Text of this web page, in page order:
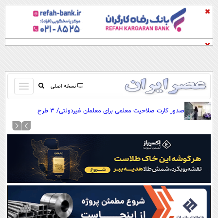
نسخه اصلی
باز
و
کردن
منو
صفحه اول
آرشیو
نظرسنجی
آب و هوا
اوقات شرعی
سواد زندگی
صدور کارت صلاحیت معلمی برای معلمان غیردولتی/ ۳ طرح